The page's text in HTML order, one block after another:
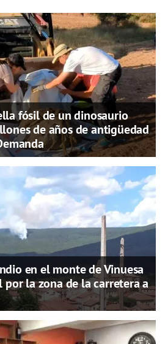
fósil de un dinosaurio
de años de antigüedad
en el monte de Vinuesa
por la zona de la carretera a